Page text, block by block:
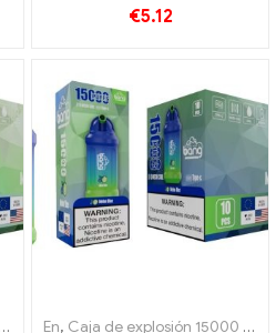
verdadero placer para los
€5.12
Cigarrillos electrónicos
En, Caja de explosión 15000 Soplo